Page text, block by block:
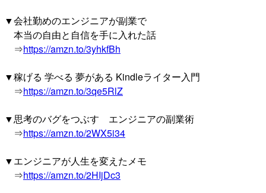
▼会社勤めのエンジニアが副業で
本当の自由と自信を手に入れた話
⇒https://amzn.to/3yhkfBh
▼稼げる 学べる 夢がある Kindleライター入門
⇒https://amzn.to/3qe5RlZ
▼思考のバグをつぶす エンジニアの副業術
⇒https://amzn.to/2WX5i34
▼エンジニアが人生を変えたメモ
⇒https://amzn.to/2HIjDc3